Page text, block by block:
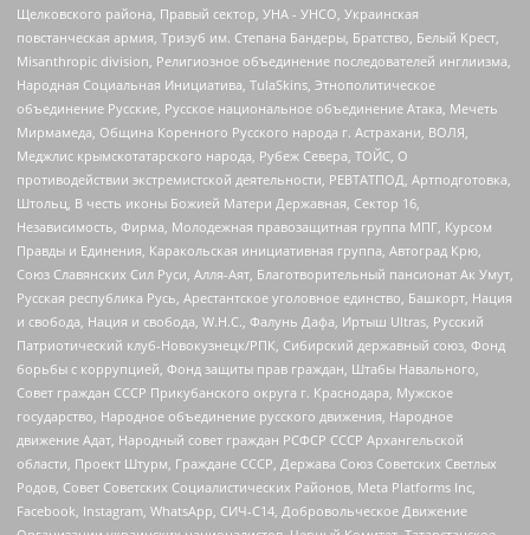
Щелковского района, Правый сектор, УНА - УНСО, Украинская
повстанческая армия, Тризуб им. Степана Бандеры, Братство, Белый Крест,
Misanthropic division, Религиозное объединение последователей инглиизма,
Народная Социальная Инициатива, TulaSkins, Этнополитическое
объединение Русские, Русское национальное объединение Атака, Мечеть
Мирмамеда, Община Коренного Русского народа г. Астрахани, ВОЛЯ,
Меджлис крымскотатарского народа, Рубеж Севера, ТОЙС, О
противодействии экстремистской деятельности, РЕВТАТПОД, Артподготовка,
Штольц, В честь иконы Божией Матери Державная, Сектор 16,
Независимость, Фирма, Молодежная правозащитная группа МПГ, Курсом
Правды и Единения, Каракольская инициативная группа, Автоград Крю,
Союз Славянских Сил Руси, Алля-Аят, Благотворительный пансионат Ак Умут,
Русская республика Русь, Арестантское уголовное единство, Башкорт, Нация
и свобода, Нация и свобода, W.H.С., Фалунь Дафа, Иртыш Ultras, Русский
Патриотический клуб-Новокузнецк/РПК, Сибирский державный союз, Фонд
борьбы с коррупцией, Фонд защиты прав граждан, Штабы Навального,
Совет граждан СССР Прикубанского округа г. Краснодара, Мужское
государство, Народное объединение русского движения, Народное
движение Адат, Народный совет граждан РСФСР СССР Архангельской
области, Проект Штурм, Граждане СССР, Держава Союз Советских Светлых
Родов, Совет Советских Социалистических Районов, Meta Platforms Inc,
Facebook, Instagram, WhatsApp, СИЧ-С14, Добровольческое Движение